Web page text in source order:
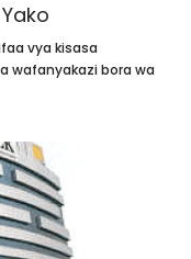
vya kisasa
wafanyakazi bora wa